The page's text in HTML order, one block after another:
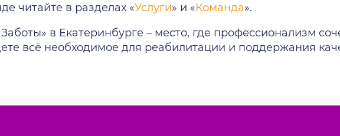
читайте в разделах «Услуги» и «Команда».
в Екатеринбурге – место, где профессионализм
всё необходимое для реабилитации и поддержания